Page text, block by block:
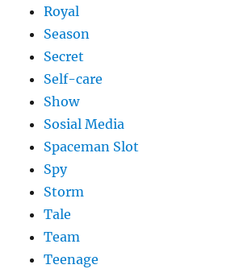
Royal
Season
Secret
Self-care
Show
Sosial Media
Spaceman Slot
Spy
Storm
Tale
Team
Teenage